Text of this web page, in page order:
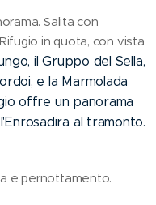
Salita con
in quota, con vista
, ilGruppo del Sella,
, e la Marmolada
offre un panorama
Enrosadira al tramonto.
e pernottamento.